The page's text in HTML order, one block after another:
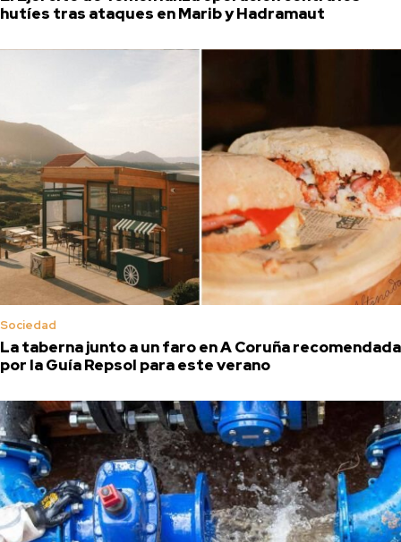
hutíes tras ataques en Marib y Hadramaut
Sociedad
La taberna junto a un faro en A Coruña recomendada
por la Guía Repsol para este verano